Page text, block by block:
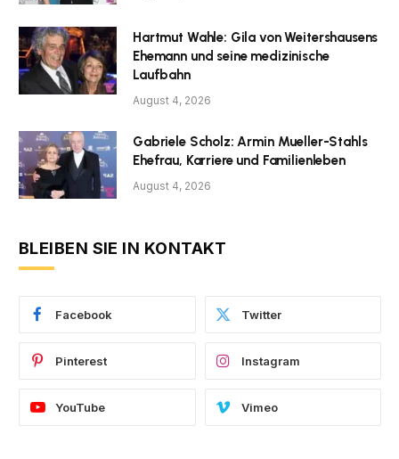
Hartmut Wahle: Gila von Weitershausens
Ehemann und seine medizinische
Laufbahn
August 4, 2026
Gabriele Scholz: Armin Mueller-Stahls
Ehefrau, Karriere und Familienleben
August 4, 2026
BLEIBEN SIE IN KONTAKT
Facebook Twitter
Pinterest Instagram
YouTube Vimeo